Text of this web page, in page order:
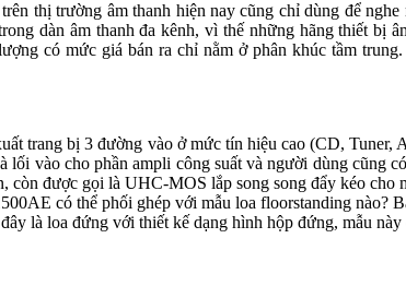
thị trường âm thanh hiện nay cũng chỉ dùng để
dàn âm thanh đa kênh, vì thế những hãng thiết
có mức giá bán ra chỉ nằm ở phân khúc tầm
trang bị 3 đường vào ở mức tín hiệu cao (CD,
lối vào cho phần ampli công suất và người dùng
còn được gọi là UHC-MOS lắp song song đẩy kéo
có thể phối ghép với mẫu loa floorstanding nào?
là loa đứng với thiết kế dạng hình hộp đứng, mẫu